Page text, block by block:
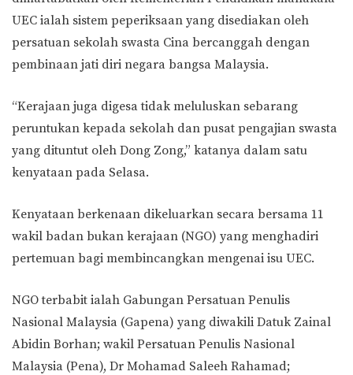
UEC ialah sistem peperiksaan yang disediakan oleh
persatuan sekolah swasta Cina bercanggah dengan
pembinaan jati diri negara bangsa Malaysia.
“Kerajaan juga digesa tidak meluluskan sebarang
peruntukan kepada sekolah dan pusat pengajian swasta
yang dituntut oleh Dong Zong,” katanya dalam satu
kenyataan pada Selasa.
Kenyataan berkenaan dikeluarkan secara bersama 11
wakil badan bukan kerajaan (NGO) yang menghadiri
pertemuan bagi membincangkan mengenai isu UEC.
NGO terbabit ialah Gabungan Persatuan Penulis
Nasional Malaysia (Gapena) yang diwakili Datuk Zainal
Abidin Borhan; wakil Persatuan Penulis Nasional
Malaysia (Pena), Dr Mohamad Saleeh Rahamad;